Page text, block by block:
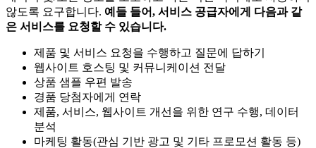
않도록 요구합니다. 예들 들어, 서비스 공급자에게 다음과 같
은 서비스를 요청할 수 있습니다.
제품 및 서비스 요청을 수행하고 질문에 답하기
웹사이트 호스팅 및 커뮤니케이션 전달
상품 샘플 우편 발송
경품 당첨자에게 연락
제품, 서비스, 웹사이트 개선을 위한 연구 수행, 데이터
분석
마케팅 활동(관심 기반 광고 및 기타 프로모션 활동 등)